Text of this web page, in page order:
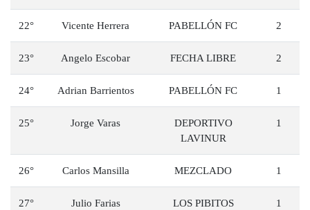
22° Vicente Herrera PABELLÓN FC 2
23° Angelo Escobar FECHA LIBRE 2
24° Adrian Barrientos PABELLÓN FC 1
25° Jorge Varas
DEPORTIVO
LAVINUR
1
26° Carlos Mansilla MEZCLADO 1
27° Julio Farias LOS PIBITOS 1